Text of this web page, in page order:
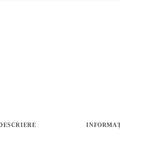
RECUZITĂ INFORMAȚII